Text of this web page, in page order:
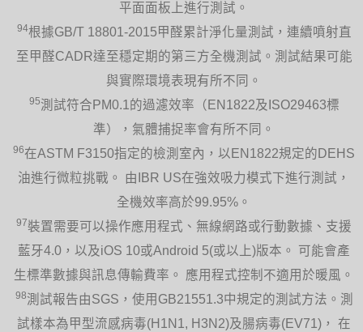
平面面板上進行測試。
94根據GB/T 18801-2015甲醛累計淨化量測試，連續噴射直
至甲醛CADR達至穩定期的第三方全機測試。測試結果可能
與實際環境表現有所不同。
95測試符合PM0.1的過濾效率（EN1822及ISO29463標
準），氣體捕捉率會有所不同。
96在ASTM F3150指定的檢測室內，以EN1822規定的DEHS
油進行微粒挑戰。 由IBR US在強效吸力模式下進行測試，
全機效率高於99.95%。
97裝置需要可以操作應用程式、無線網路或行動數據、支援
藍牙4.0，以及iOS 10或Android 5(或以上)版本。 可能會產
生標準數據與訊息傳輸費率。 應用程式控制不適用於暖風。
98測試報告由SGS，使用GB21551.3中規定的測試方法。測
試樣本為甲型流感病毒(H1N1, H3N2)及腸病毒(EV71)， 在